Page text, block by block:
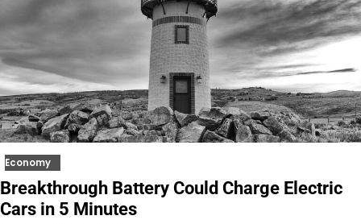
Economy
Breakthrough Battery Could Charge Electric
Cars in 5 Minutes